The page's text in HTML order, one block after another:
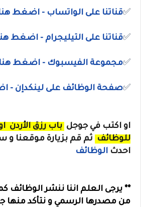
✅قناتنا على الواتساب - اضغط
✅قناتنا على التيليجرام - اضغط
✅مجموعة الفيسبوك - اضغط هنا
✅صفحة الوظائف على لينكدإن -
او اكتب في جوجل باب رزق الأردن
للوظائف
ثم قم بزيارة موقعنا
احدث الوظائف
** يرجى العلم اننا ننشر الوظائف
من مصدرها الرسمي و نتأكد منها